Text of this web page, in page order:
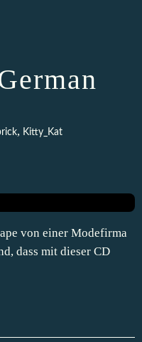
, Kitty_Kat
von einer Modefirma
dass mit dieser CD